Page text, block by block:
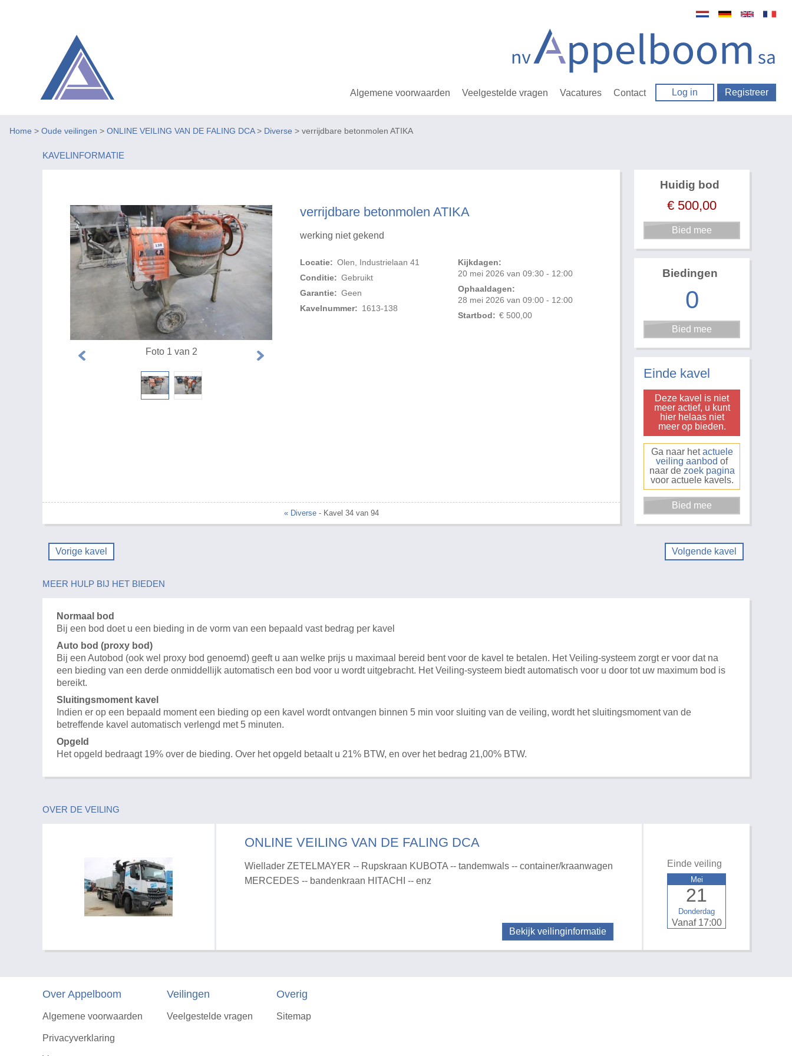
Algemene voorwaarden Veelgestelde vragen Vacatures Contact Log in Registreer
Home > Oude veilingen > ONLINE VEILING VAN DE FALING DCA> Diverse > verrijdbare betonmolen ATIKA
KAVELINFORMATIE
verrijdbare betonmolen ATIKA
werking niet gekend
Locatie: Olen, Industrielaan 41
Conditie: Gebruikt
Garantie: Geen
Kavelnummer: 1613-138
Kijkdagen:
20 mei 2026 van 09:30 - 12:00
Ophaaldagen:
28 mei 2026 van 09:00 - 12:00
Startbod: € 500,00
Foto 1 van 2
« Diverse- Kavel 34 van 94
Huidig bod
€ 500,00
Biedingen
0
Einde kavel
Deze kavel is niet
meer actief, u kunt
hier helaas niet
meer op bieden.
Ga naar hetactuele
veiling aanbod of
naar de zoek pagina
voor actuele kavels.
Vorige kavel Volgende kavel
MEER HULP BIJ HET BIEDEN
Normaal bod
Bij een bod doet u een bieding in de vorm van een bepaald vast bedrag per kavel
Auto bod (proxy bod)
Bij een Autobod (ook wel proxy bod genoemd) geeft u aan welke prijs u maximaal bereid bent voor de kavel te betalen. Het Veiling-systeem zorgt er voor dat na
een bieding van een derde onmiddellijk automatisch een bod voor u wordt uitgebracht. Het Veiling-systeem biedt automatisch voor u door tot uw maximum bod is
bereikt.
Sluitingsmoment kavel
Indien er op een bepaald moment een bieding op een kavel wordt ontvangen binnen 5 min voor sluiting van de veiling, wordt het sluitingsmoment van de
betreffende kavel automatisch verlengd met 5 minuten.
Opgeld
Het opgeld bedraagt 19% over de bieding. Over het opgeld betaalt u 21% BTW, en over het bedrag 21,00% BTW.
OVER DE VEILING
ONLINE VEILING VAN DE FALING DCA
Wiellader ZETELMAYER -- Rupskraan KUBOTA -- tandemwals -- container/kraanwagen
MERCEDES -- bandenkraan HITACHI -- enz
Bekijk veilinginformatie
Einde veiling
Donderdag
21
Mei
Vanaf 17:00
Over Appelboom
Algemene voorwaarden
Privacyverklaring
Veilingen
Veelgestelde vragen
Overig
Sitemap